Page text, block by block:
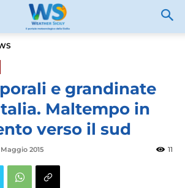
e grandinate
Maltempo in
verso il sud
Maggio 2015 11